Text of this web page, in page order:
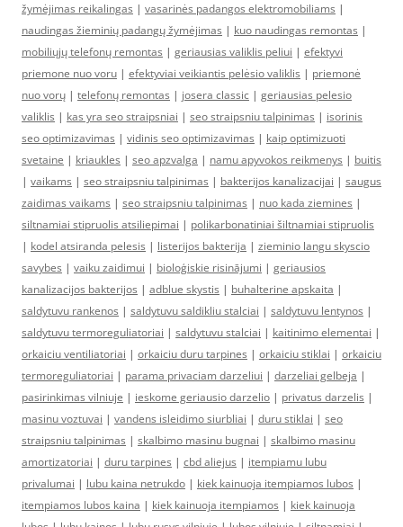
žymėjimas reikalingas | vasarinės padangos elektromobiliams |
naudingas žieminių padangų žymėjimas | kuo naudingas remontas |
mobiliųjų telefonų remontas | geriausias valiklis peliui | efektyvi
priemone nuo voru | efektyviai veikiantis pelėsio valiklis | priemonė
nuo vorų | telefonų remontas | josera classic | geriausias pelesio
valiklis | kas yra seo straipsniai | seo straipsniu talpinimas | isorinis
seo optimizavimas | vidinis seo optimizavimas | kaip optimizuoti
svetaine | kriaukles | seo apzvalga | namu apyvokos reikmenys | buitis
| vaikams | seo straipsniu talpinimas | bakterijos kanalizacijai | saugus
zaidimas vaikams | seo straipsniu talpinimas | nuo kada ziemines |
siltnamiai stipruolis atsiliepimai | polikarbonatiniai šiltnamiai stipruolis
| kodel atsiranda pelesis | listerijos bakterija | zieminio langu skyscio
savybes | vaiku zaidimui | bioloģiskie risinājumi | geriausios
kanalizacijos bakterijos | adblue skystis | buhalterine apskaita |
saldytuvu rankenos | saldytuvu saldikliu stalciai | saldytuvu lentynos |
saldytuvu termoreguliatoriai | saldytuvu stalciai | kaitinimo elementai |
orkaiciu ventiliatoriai | orkaiciu duru tarpines | orkaiciu stiklai | orkaiciu
termoreguliatoriai | parama privaciam darzeliui | darzeliai gelbeja |
pasirinkimas vilniuje | ieskome geriausio darzelio | privatus darzelis |
masinu voztuvai | vandens isleidimo siurbliai | duru stiklai | seo
straipsniu talpinimas | skalbimo masinu bugnai | skalbimo masinu
amortizatoriai | duru tarpines | cbd aliejus | itempiamu lubu
privalumai | lubu kaina netrukdo | kiek kainuoja itempiamos lubos |
itempiamos lubos kaina | kiek kainuoja itempiamos | kiek kainuoja